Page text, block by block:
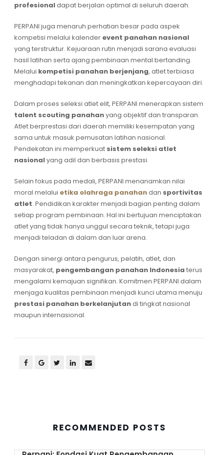
profesionaldapat berjalan optimal di seluruh daerah.
PERPANI juga menaruh perhatian besar pada aspek
kompetisi melalui kalender event panahan nasional
yang terstruktur. Kejuaraan rutin menjadi sarana evaluasi
hasil latihan serta ajang pembinaan mental bertanding.
Melalui kompetisi panahan berjenjang, atlet terbiasa
menghadapi tekanan dan meningkatkan kepercayaan diri.
Dalam proses seleksi atlet elit, PERPANI menerapkan sistem
talent scouting panahanyang objektif dan transparan.
Atlet berprestasi dari daerah memiliki kesempatan yang
sama untuk masuk pemusatan latihan nasional.
Pendekatan ini memperkuat sistem seleksi atlet
nasionalyang adil dan berbasis prestasi.
Selain fokus pada medali, PERPANI menanamkan nilai
moral melalui etika olahraga panahandan sportivitas
atlet. Pendidikan karakter menjadi bagian penting dalam
setiap program pembinaan. Hal ini bertujuan menciptakan
atlet yang tidak hanya unggul secara teknik, tetapi juga
menjadi teladan di dalam dan luar arena.
Dengan sinergi antara pengurus, pelatih, atlet, dan
masyarakat, pengembangan panahan Indonesia terus
mengalami kemajuan signifikan. Komitmen PERPANI dalam
menjaga kualitas pembinaan menjadi kunci utama menuju
prestasi panahan berkelanjutandi tingkat nasional
maupun internasional.
RECOMMENDED POSTS